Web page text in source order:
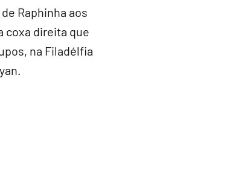
Raphinha aos
coxa direita que
na Filadélfia